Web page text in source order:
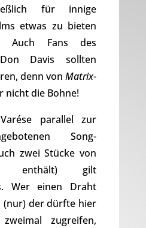
für innige
etwas zu bieten
Auch Fans des
Davis sollten
denn vonMatrix-
nicht die Bohne!
parallel zur
Song-
zwei Stücke von
enthält) gilt
Wer einen Draht
(nur) der dürfte hier
zugreifen,